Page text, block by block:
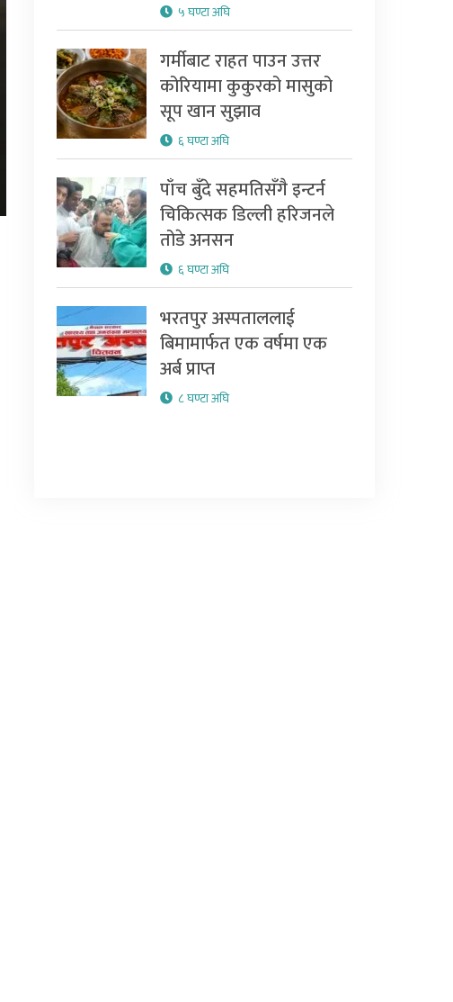
५ घण्टा अघि
गर्मीबाट राहत पाउन उत्तर
कोरियामा कुकुरको मासुको
सूप खान सुझाव
६ घण्टा अघि
पाँच बुँदे सहमतिसँगै इन्टर्न
चिकित्सक डिल्ली हरिजनले
तोडे अनसन
६ घण्टा अघि
भरतपुर अस्पताललाई
बिमामार्फत एक वर्षमा एक
अर्ब प्राप्त
८ घण्टा अघि